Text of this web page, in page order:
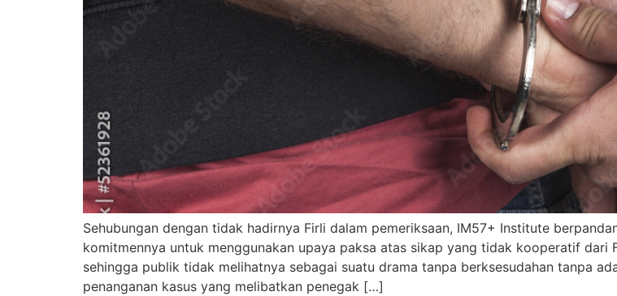
Sehubungan dengan tidak hadirnya Firli dalam pemeriksaan, IM57+ Institute
komitmennya untuk menggunakan upaya paksa atas sikap yang tidak kooperatif dari
sehingga publik tidak melihatnya sebagai suatu drama tanpa berksesudahan tanpa
penanganan kasus yang melibatkan penegak […]